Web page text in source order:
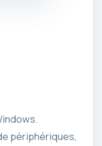
périphériques,